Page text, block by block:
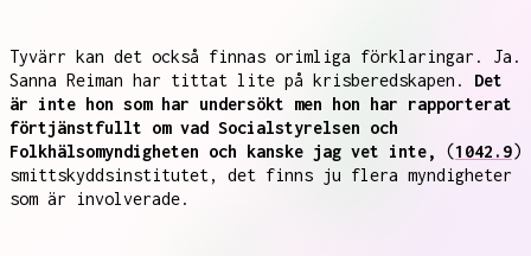
Tyvärr kan det också finnas orimliga förklaringar. Ja.
Sanna Reiman har tittat lite på krisberedskapen. Det
är inte hon som har undersökt men hon har rapporterat
förtjänstfullt om vad Socialstyrelsen och
Folkhälsomyndigheten och kanske jag vet inte,
(1042.9)
smittskyddsinstitutet, det finns ju flera myndigheter
som är involverade.